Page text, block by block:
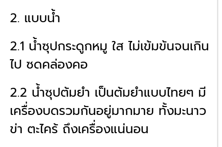
2. แบบน้ำ
2.1 น้ำซุปกระดูกหมู ใส ไม่เข้มข้นจนเกิน
ไป ซดคล่องคอ
2.2 น้ำซุปต้มยำ เป็นต้มยำแบบไทยๆ มี
เครื่องบดรวมกันอยู่มากมาย ทั้งมะนาว
ข่า ตะไคร้ ถึงเครื่องแน่นอน